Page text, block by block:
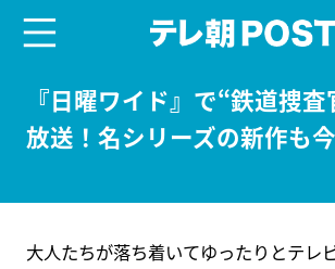
『日曜ワイド』で“鉄道捜
放送！名シリーズの新作も
大人たちが落ち着いてゆったりとテレ